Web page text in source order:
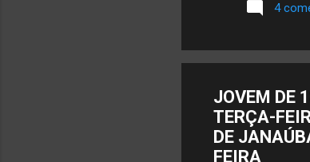
4
JOVEM DE
TERÇA-
DE
FEIRA